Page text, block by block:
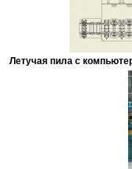
Летучая пила с